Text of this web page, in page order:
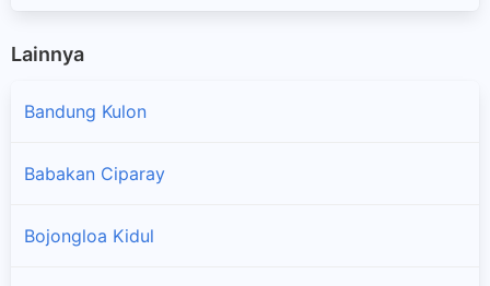
Lainnya
Bandung Kulon
Babakan Ciparay
Bojongloa Kidul